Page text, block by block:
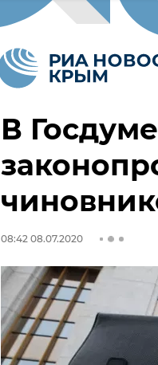
В
08:42 08.07.2020